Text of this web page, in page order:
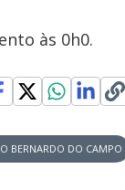
às 0h0.
BERNARDO DO CAMPO